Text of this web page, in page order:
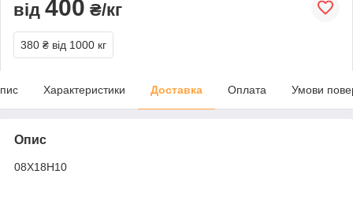
від 400 ₴/кг
380 ₴ від 1000 кг
Характеристики Доставка Оплата Умови
Опис
08Х18Н10